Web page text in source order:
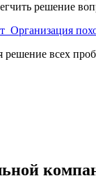
решение
Организация
решение всех